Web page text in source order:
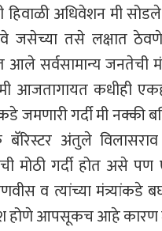
अधिवेशन मी
जसेच्या तसे लक्षात
आले सर्वसामान्य जनतेची
आजतागायत कधीही
जमणारी गर्दी मी
अंतुले
मोठी गर्दी होत असेपण
व त्यांच्या मंत्र्यांकडे
होणे आपसूकच आहे कारण